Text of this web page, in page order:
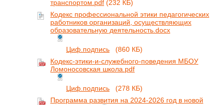
транспортом.pdf (232 КБ)
Кодекс профессиональной этики педагогических
работников организаций, осуществляющих
образовательную деятельность.docx
Циф.подпись
(860 КБ)
Кодекс-этики-и-служебного-поведения МБОУ
Ломоносовская школа.pdf
Циф.подпись
(278 КБ)
Программа развития на 2024-2026 год в новой